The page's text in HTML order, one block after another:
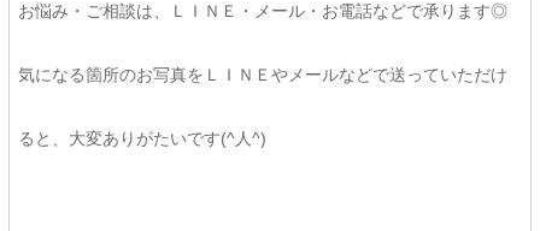
お悩み・ご相談は、ＬＩＮＥ・メール・お電話などで承ります◎
気になる箇所のお写真をＬＩＮＥやメールなどで送っていただけ
ると、大変ありがたいです(^人^)